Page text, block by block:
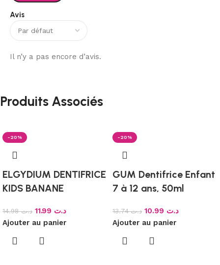
Avis
Il n’y a pas encore d’avis.
Produits Associés
-20%
ELGYDIUM DENTIFRICE
KIDS BANANE
د.ت14.98 د.ت
Ajouter au panier
-20%
GUM Dentifrice Enfant
7 à 12 ans, 50ml
د.ت13.74 د.ت
Ajouter au panier